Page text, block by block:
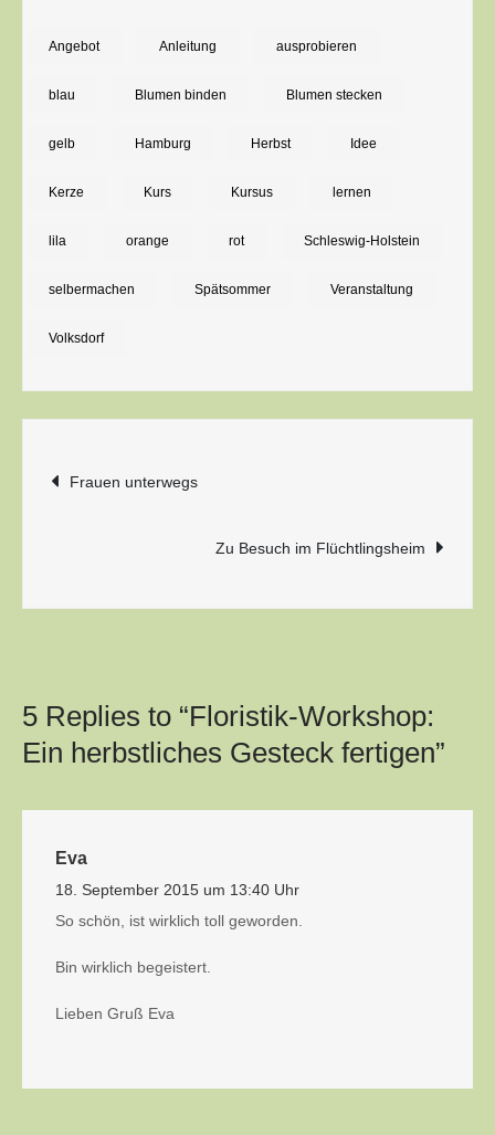
Workshop:
herbstliches
Angebot Anleitung ausprobieren
blau Blumen binden Blumen stecken
gelb Hamburg Herbst Idee
Kerze Kurs Kursus lernen
lila orange rot Schleswig-Holstein
selbermachen Spätsommer Veranstaltung
Volksdorf
Beitragsnavigation
Frauen unterwegs
Zu Besuch im Flüchtlingsheim
5 Replies to “Floristik-Workshop:
Ein herbstliches Gesteck fertigen”
Eva
18. September 2015 um 13:40 Uhr
So schön, ist wirklich toll geworden.
Bin wirklich begeistert.
Lieben Gruß Eva